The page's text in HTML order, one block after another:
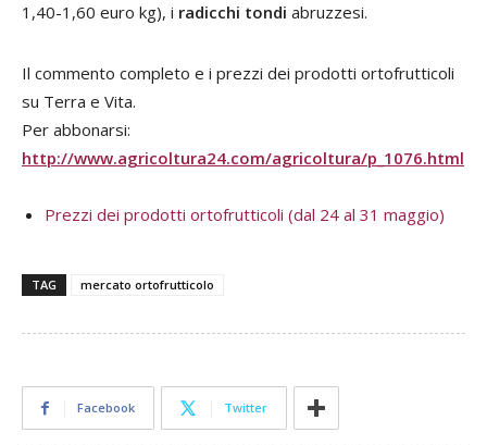
1,40-1,60 euro kg), i radicchi tondi abruzzesi.
Il commento completo e i prezzi dei prodotti ortofrutticoli
su Terra e Vita.
Per abbonarsi:
http://www.agricoltura24.com/agricoltura/p_1076.html
Prezzi dei prodotti ortofrutticoli (dal 24 al 31 maggio)
TAG mercato ortofrutticolo
Facebook Twitter